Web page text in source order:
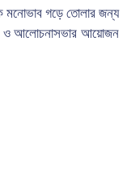
মনোভাব গড়ে তোলার জন্য
ও আলোচনাসভার আয়োজন